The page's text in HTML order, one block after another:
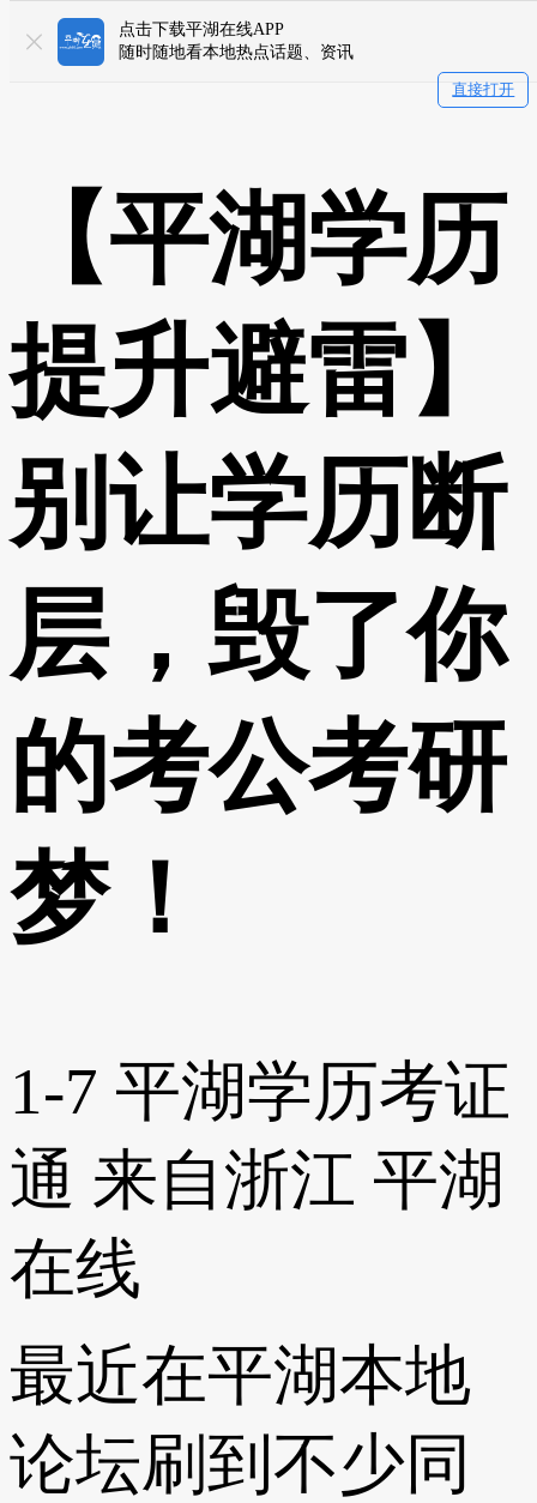
点击下载平湖在线APP
随时随地看本地热点话题、资讯
直接打开
【平湖学历
提升避雷】
别让学历断
层，毁了你
的考公考研
梦！
1-7 平湖学历考证
通 来自浙江 平湖
在线
最近在平湖本地
论坛刷到不少同